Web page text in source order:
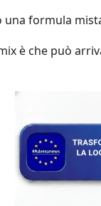
formula
è che può